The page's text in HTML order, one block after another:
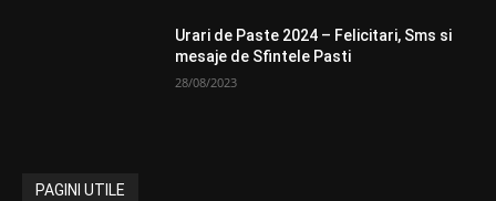
Urari de Paste 2024 – Felicitari, Sms si
mesaje de Sfintele Pasti
28/08/2023
PAGINI UTILE